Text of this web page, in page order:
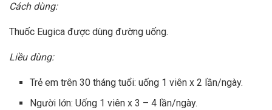
Cách dùng:
Thuốc Eugica được dùng đường uống.
Liều dùng:
Trẻ em trên 30 tháng tuổi: uống 1 viên x 2 lần/ngày.
Người lớn: Uống 1 viên x 3 – 4 lần/ngày.